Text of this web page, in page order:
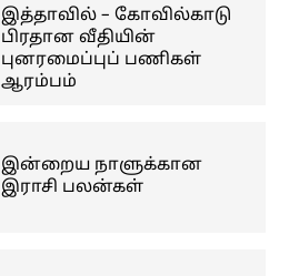
இத்தாவில் – கோவில்காடு
பிரதான வீதியின்
புனரமைப்புப் பணிகள்
ஆரம்பம்
இன்றைய நாளுக்கான
இராசி பலன்கள்